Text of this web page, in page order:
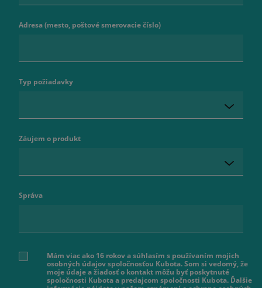
Adresa (mesto, poštové smerovacie číslo)
Typ požiadavky
Záujem o produkt
Správa
Mám viac ako 16 rokov a súhlasím s používaním mojich
osobných údajov spoločnosťou Kubota. Som si vedomý, že
moje údaje a žiadosť o kontakt môžu byť poskytnuté
spoločnosti Kubota a predajcom spoločnosti Kubota. Ďalšie